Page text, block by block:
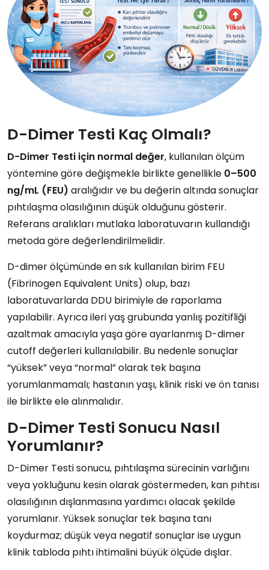
D-Dimer Testi Kaç Olmalı?
D-Dimer Testi için normal değer, kullanılan ölçüm
yöntemine göre değişmekle birlikte genellikle 0–500
ng/mL (FEU) aralığıdır ve bu değerin altında sonuçlar
pıhtılaşma olasılığının düşük olduğunu gösterir.
Referans aralıkları mutlaka laboratuvarın kullandığı
metoda göre değerlendirilmelidir.
D-dimer ölçümünde en sık kullanılan birim FEU
(Fibrinogen Equivalent Units) olup, bazı
laboratuvarlarda DDU birimiyle de raporlama
yapılabilir. Ayrıca ileri yaş grubunda yanlış pozitifliği
azaltmak amacıyla yaşa göre ayarlanmış D-dimer
cutoff değerleri kullanılabilir. Bu nedenle sonuçlar
“yüksek” veya “normal” olarak tek başına
yorumlanmamalı; hastanın yaşı, klinik riski ve ön tanısı
ile birlikte ele alınmalıdır.
D-Dimer Testi Sonucu Nasıl
Yorumlanır?
D-Dimer Testi sonucu, pıhtılaşma sürecinin varlığını
veya yokluğunu kesin olarak göstermeden, kan pıhtısı
olasılığının dışlanmasına yardımcı olacak şekilde
yorumlanır. Yüksek sonuçlar tek başına tanı
koydurmaz; düşük veya negatif sonuçlar ise uygun
klinik tabloda pıhtı ihtimalini büyük ölçüde dışlar.